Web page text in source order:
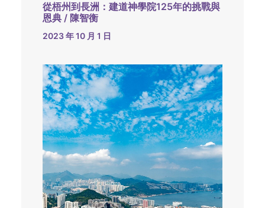
從梧州到長洲：建道神學院125年的挑戰與
恩典 / 陳智衡
2023 年 10 月 1 日